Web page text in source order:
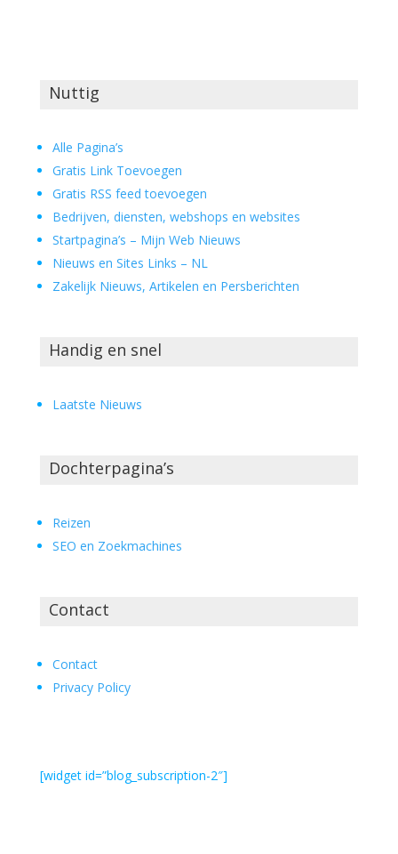
Nuttig
Alle Pagina’s
Gratis Link Toevoegen
Gratis RSS feed toevoegen
Bedrijven, diensten, webshops en websites
Startpagina’s – Mijn Web Nieuws
Nieuws en Sites Links – NL
Zakelijk Nieuws, Artikelen en Persberichten
Handig en snel
Laatste Nieuws
Dochterpagina’s
Reizen
SEO en Zoekmachines
Contact
Contact
Privacy Policy
[widget id=”blog_subscription-2″]